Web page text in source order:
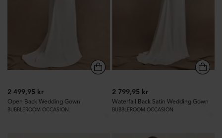
2 499,95 kr
Open Back Wedding Gown
BUBBLEROOM OCCASION
2 799,95 kr
Waterfall Back Satin Wedding Gown
BUBBLEROOM OCCASION